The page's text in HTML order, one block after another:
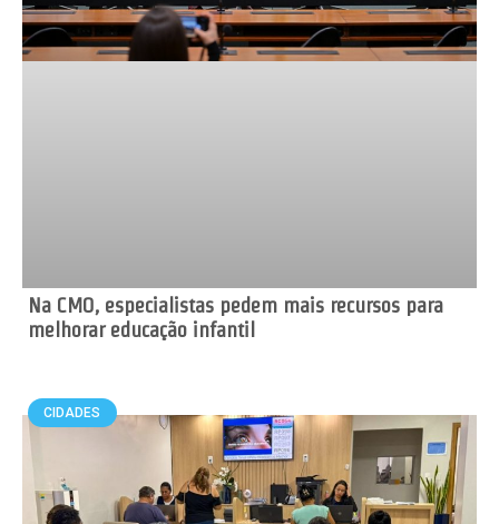
Na CMO, especialistas pedem mais recursos para
melhorar educação infantil
CIDADES